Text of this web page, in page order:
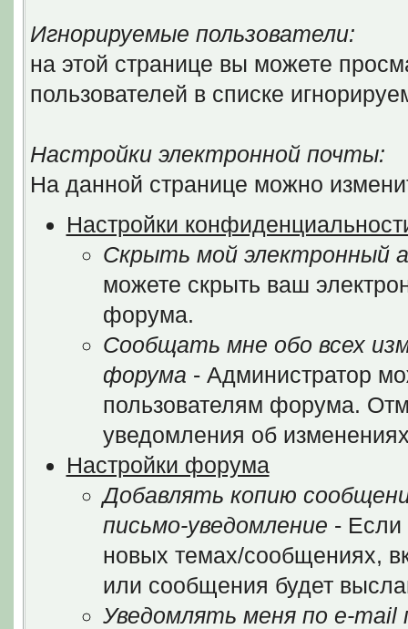
Игнорируемые пользователи:
на этой странице вы можете
пользователей в списке
Настройки электронной почты:
На данной странице можно
Настройки
Скрыть мой электронный
можете скрыть ваш
форума.
Сообщать мне обо всех
форума - Администратор
пользователям форума.
уведомления об
Настройки форума
Добавлять копию
письмо-уведомление - Если
новых темах/сообщениях,
или сообщения будет
Уведомлять меня по e-mail